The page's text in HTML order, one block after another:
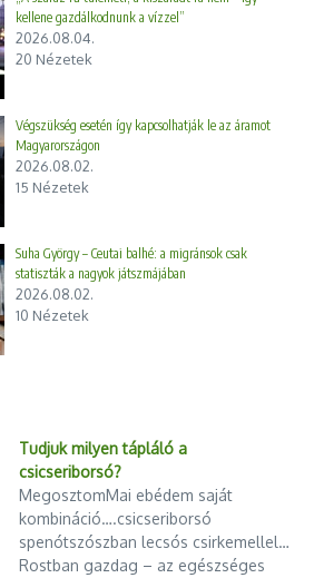
kellene gazdálkodnunk a vízzel”
2026.08.04.
20 Nézetek
Végszükség esetén így kapcsolhatják le az áramot
Magyarországon
2026.08.02.
15 Nézetek
Suha György – Ceutai balhé: a migránsok csak
statiszták a nagyok játszmájában
2026.08.02.
10 Nézetek
Tudjuk milyen tápláló a
csicseriborsó?
MegosztomMai ebédem saját
kombináció….csicseriborsó
spenótszószban lecsós csirkemellel…
Rostban gazdag – az egészséges